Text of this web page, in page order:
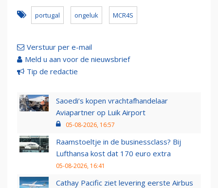
portugal ongeluk MCR4S
Verstuur per e-mail
Meld u aan voor de nieuwsbrief
Tip de redactie
Saoedi’s kopen vrachtafhandelaar
Aviapartner op Luik Airport
05-08-2026, 16:57
Raamstoeltje in de businessclass? Bij
Lufthansa kost dat 170 euro extra
05-08-2026, 16:41
Cathay Pacific ziet levering eerste Airbus